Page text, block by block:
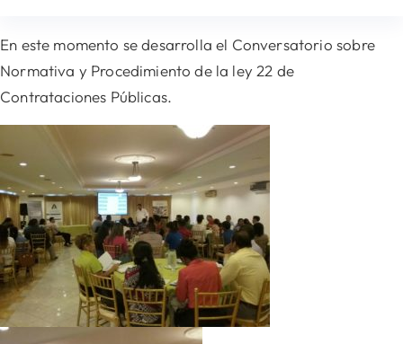
Nosotros
Directorio de Autoridades
Biblioteca
Últimas Noticias
Aplicaciones
En este momento se desarrolla el Conversatorio sobre
Normativa y Procedimiento de la ley 22 de
Contrataciones Públicas.